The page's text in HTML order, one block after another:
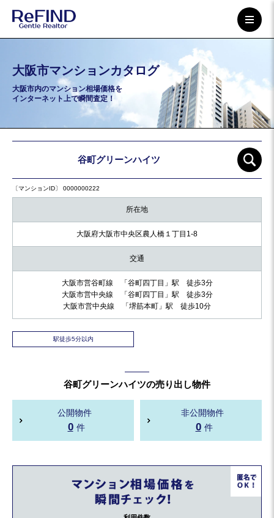
大阪市マンションカタログ
大阪市内のマンション相場価格を
インターネット上で瞬間査定！
谷町グリーンハイツ
〔マンションID〕 0000000222
所在地
大阪府大阪市中央区農人橋１丁目1-8
交通
大阪市営谷町線 「谷町四丁目」駅 徒歩3分
大阪市営中央線 「谷町四丁目」駅 徒歩3分
大阪市営中央線 「堺筋本町」駅 徒歩10分
駅徒歩5分以内
谷町グリーンハイツの売り出し物件
公開物件
0 件
非公開物件
0 件